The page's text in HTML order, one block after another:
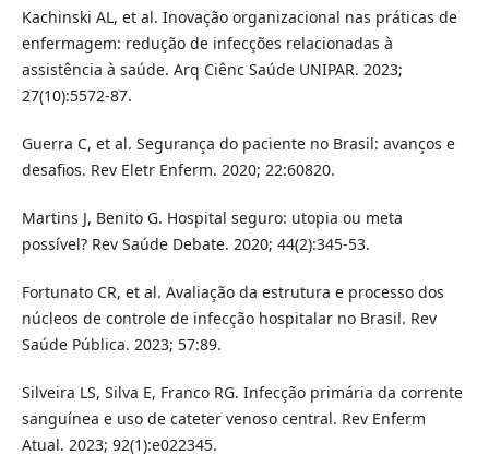
Kachinski AL, et al. Inovação organizacional nas práticas de
enfermagem: redução de infecções relacionadas à
assistência à saúde. Arq Ciênc Saúde UNIPAR. 2023;
27(10):5572-87.
Guerra C, et al. Segurança do paciente no Brasil: avanços e
desafios. Rev Eletr Enferm. 2020; 22:60820.
Martins J, Benito G. Hospital seguro: utopia ou meta
possível? Rev Saúde Debate. 2020; 44(2):345-53.
Fortunato CR, et al. Avaliação da estrutura e processo dos
núcleos de controle de infecção hospitalar no Brasil. Rev
Saúde Pública. 2023; 57:89.
Silveira LS, Silva E, Franco RG. Infecção primária da corrente
sanguínea e uso de cateter venoso central. Rev Enferm
Atual. 2023; 92(1):e022345.